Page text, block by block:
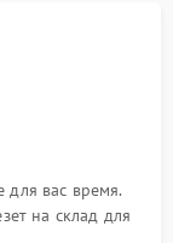
для вас время.
на склад для